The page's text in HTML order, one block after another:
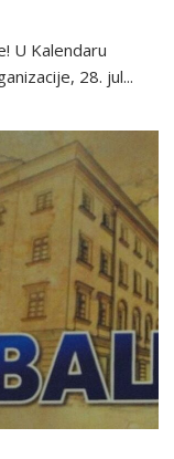
U Kalendaru
28. jul...